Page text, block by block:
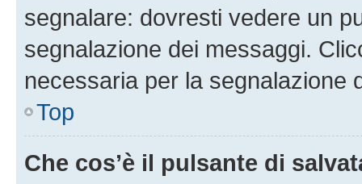
segnalare: dovresti vedere un
segnalazione dei messaggi.
necessaria per la segnalazione
Top
Che cos’è il pulsante di